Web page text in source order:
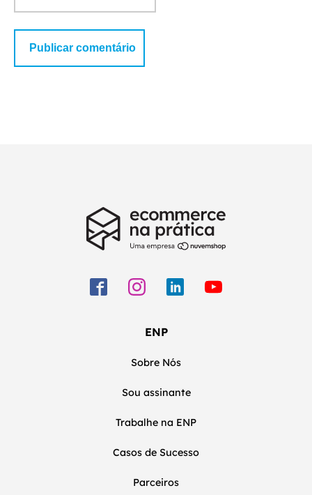
ENP
Sobre Nós
Sou assinante
Trabalhe na ENP
Casos de Sucesso
Parceiros